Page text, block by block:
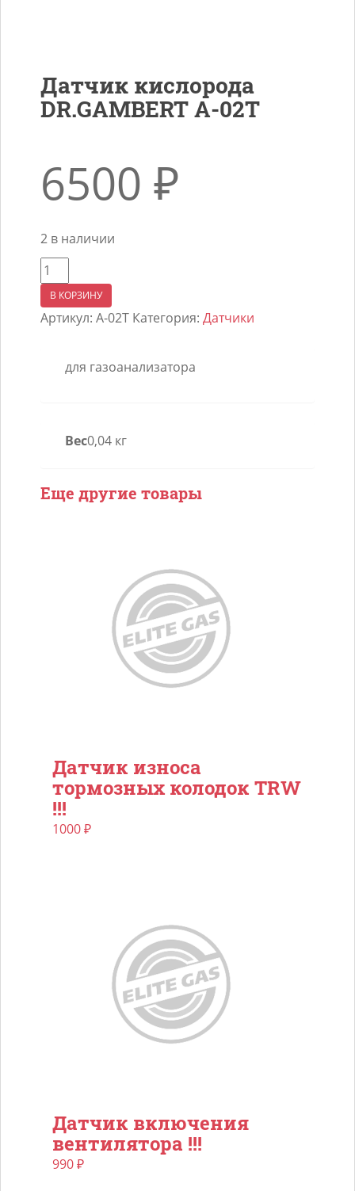
Датчик кислорода
DR.GAMBERT A-02T
6500 ₽
2 в наличии
Количество
товара
Датчик
кислорода
В КОРЗИНУ
Артикул: A-02T Категория: Датчики
для газоанализатора
Вес0,04 кг
Еще другие товары
Датчик износа
тормозных колодок TRW
!!!
1000₽
Датчик включения
вентилятора !!!
990₽